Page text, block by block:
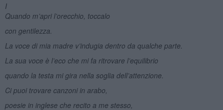
I
Quando m’apri l’orecchio, toccalo
con gentilezza.
La voce di mia madre v’indugia dentro da qualche parte.
La sua voce è l’eco che mi fa ritrovare l’equilibrio
quando la testa mi gira nella soglia dell’attenzione.
Ci puoi trovare canzoni in arabo,
poesie in inglese che recito a me stesso,